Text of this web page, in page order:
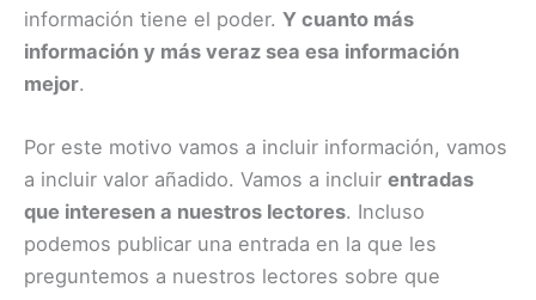
información tiene el poder. Y cuanto más
información y más veraz sea esa información
mejor.
Por este motivo vamos a incluir información, vamos
a incluir valor añadido. Vamos a incluir entradas
que interesen a nuestros lectores. Incluso
podemos publicar una entrada en la que les
preguntemos a nuestros lectores sobre que